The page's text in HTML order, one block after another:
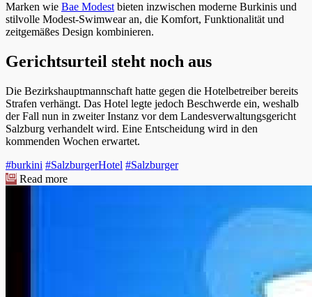
Marken wie Bae Modestbieten inzwischen moderne Burkinis und
stilvolle Modest-Swimwear an, die Komfort, Funktionalität und
zeitgemäßes Design kombinieren.
Gerichtsurteil steht noch aus
Die Bezirkshauptmannschaft hatte gegen die Hotelbetreiber bereits
Strafen verhängt. Das Hotel legte jedoch Beschwerde ein, weshalb
der Fall nun in zweiter Instanz vor dem Landesverwaltungsgericht
Salzburg verhandelt wird. Eine Entscheidung wird in den
kommenden Wochen erwartet.
#burkini #SalzburgerHotel #Salzburger
Read more